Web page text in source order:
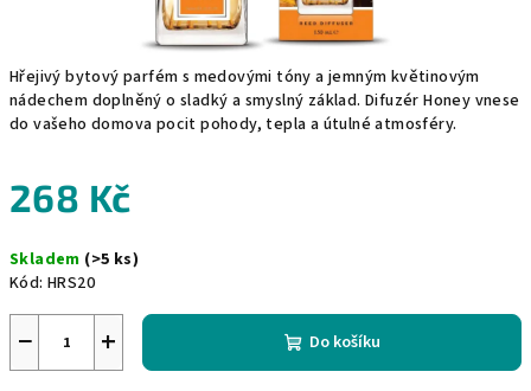
Hřejivý bytový parfém s medovými tóny a jemným květinovým
nádechem doplněný o sladký a smyslný základ. Difuzér Honey vnese
do vašeho domova pocit pohody, tepla a útulné atmosféry.
268 Kč
cena:
Skladem (>5 ks)
Kód: HRS20
+
− Do košíku